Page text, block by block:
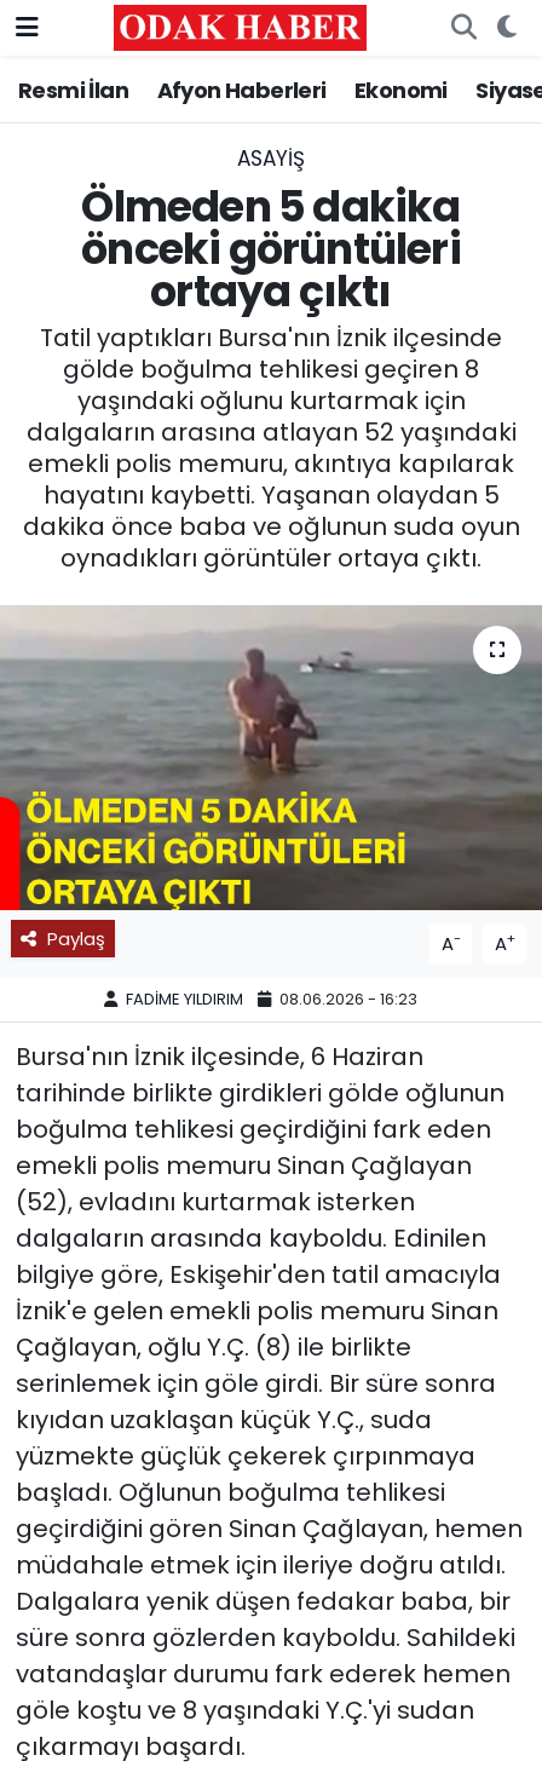
Resmi İlan Afyon Haberleri Ekonomi
ASAYİŞ
Ölmeden 5 dakika
önceki görüntüleri
ortaya çıktı
Tatil yaptıkları Bursa'nın İznik ilçesinde
gölde boğulma tehlikesi geçiren 8
yaşındaki oğlunu kurtarmak için
dalgaların arasına atlayan 52 yaşındaki
emekli polis memuru, akıntıya kapılarak
hayatını kaybetti. Yaşanan olaydan 5
dakika önce baba ve oğlunun suda oyun
oynadıkları görüntüler ortaya çıktı.
Paylaş A- A+
FADİME YILDIRIM 08.06.2026 - 16:23
Bursa'nın İznik ilçesinde, 6 Haziran
tarihinde birlikte girdikleri gölde oğlunun
boğulma tehlikesi geçirdiğini fark eden
emekli polis memuru Sinan Çağlayan
(52), evladını kurtarmak isterken
dalgaların arasında kayboldu. Edinilen
bilgiye göre, Eskişehir'den tatil amacıyla
İznik'e gelen emekli polis memuru Sinan
Çağlayan, oğlu Y.Ç. (8) ile birlikte
serinlemek için göle girdi. Bir süre sonra
kıyıdan uzaklaşan küçük Y.Ç., suda
yüzmekte güçlük çekerek çırpınmaya
başladı. Oğlunun boğulma tehlikesi
geçirdiğini gören Sinan Çağlayan, hemen
müdahale etmek için ileriye doğru atıldı.
Dalgalara yenik düşen fedakar baba, bir
süre sonra gözlerden kayboldu. Sahildeki
vatandaşlar durumu fark ederek hemen
göle koştu ve 8 yaşındaki Y.Ç.'yi sudan
çıkarmayı başardı.
AFYONKARAHİSAR HABERLERİ
ASAYİŞ
SİYASET
EĞİTİM
MAGAZİN
SAĞLIK
Nöbetçi Eczaneler
Trafik Durumu
Süper Lig Puan Durumu ve Fikstür
Tüm Manşetler
Son Dakika Haberleri
Haber Arşivi